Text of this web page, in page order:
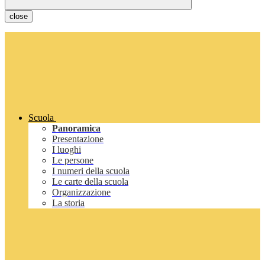
close
Scuola
Panoramica
Presentazione
I luoghi
Le persone
I numeri della scuola
Le carte della scuola
Organizzazione
La storia